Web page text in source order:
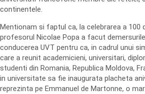
continentele.
Mentionam si faptul ca, la celebrarea a 100
profesorul Nicolae Popa a facut
conducerea UVT pentru ca, in cadrul unui
care a reunit academicieni, universitari,
studenti din Romania, Republica Moldova,
in universitate sa fie inaugurata placheta
reprezinta pe Emmanuel de Martonne, o